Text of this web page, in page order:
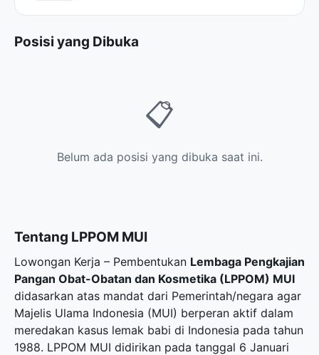
Posisi yang Dibuka
📋
Belum ada posisi yang dibuka saat ini.
Tentang LPPOM MUI
Lowongan Kerja – Pembentukan Lembaga Pengkajian
Pangan Obat-Obatan dan Kosmetika (LPPOM) MUI
didasarkan atas mandat dari Pemerintah/negara agar
Majelis Ulama Indonesia (MUI) berperan aktif dalam
meredakan kasus lemak babi di Indonesia pada tahun
1988. LPPOM MUI didirikan pada tanggal 6 Januari